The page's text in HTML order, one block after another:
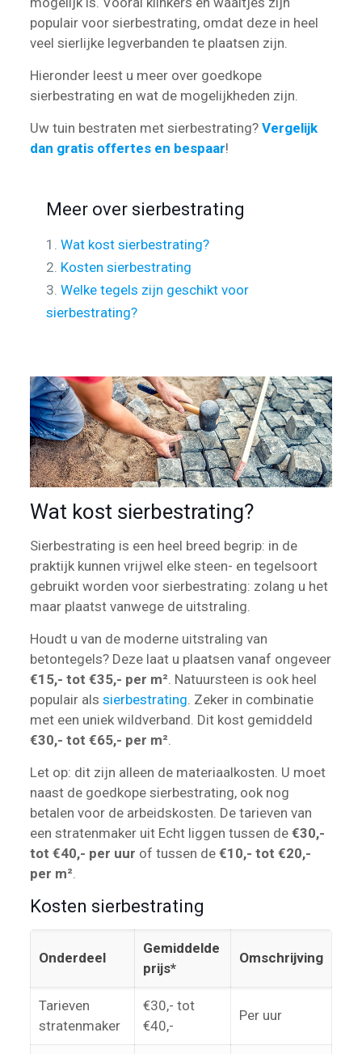
populair voor sierbestrating, omdat deze in heel
veel sierlijke legverbanden te plaatsen zijn.
Hieronder leest u meer over goedkope
sierbestrating en wat de mogelijkheden zijn.
Uw tuin bestraten met sierbestrating? Vergelijk
dan gratis offertes en bespaar!
Meer over sierbestrating
1. Wat kost sierbestrating?
2. Kosten sierbestrating
3. Welke tegels zijn geschikt voor
sierbestrating?
Wat kost sierbestrating?
Sierbestrating is een heel breed begrip: in de
praktijk kunnen vrijwel elke steen- en tegelsoort
gebruikt worden voor sierbestrating: zolang u het
maar plaatst vanwege de uitstraling.
Houdt u van de moderne uitstraling van
betontegels? Deze laat u plaatsen vanaf ongeveer
€15,- tot €35,- per m². Natuursteen is ook heel
populair als sierbestrating. Zeker in combinatie
met een uniek wildverband. Dit kost gemiddeld
€30,- tot €65,- per m².
Let op: dit zijn alleen de materiaalkosten. U moet
naast de goedkope sierbestrating, ook nog
betalen voor de arbeidskosten. De tarieven van
een stratenmaker uit Echt liggen tussen de €30,-
tot €40,- per uur of tussen de €10,- tot €20,-
per m².
Kosten sierbestrating
Onderdeel
Gemiddelde
prijs*
Omschrijving
Tarieven
stratenmaker
€30,- tot
€40,-
Per uur